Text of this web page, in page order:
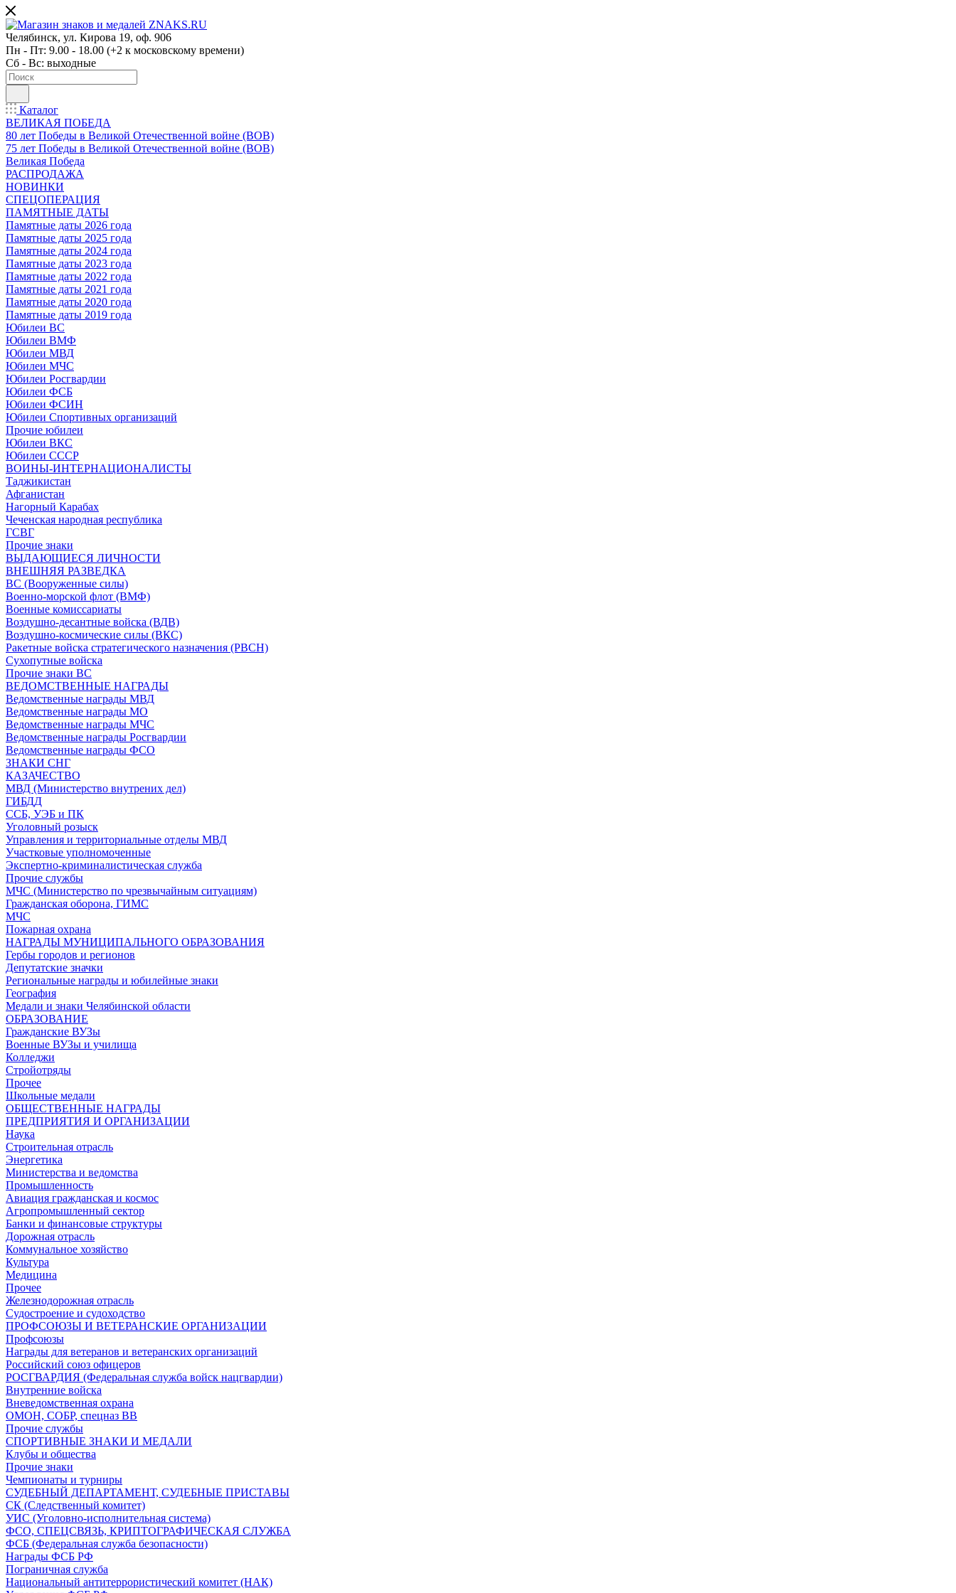
Челябинск, ул. Кирова 19, оф. 906
Пн - Пт: 9.00 - 18.00 (+2 к московскому времени)
Сб - Вс: выходные
Каталог
ВЕЛИКАЯ ПОБЕДА
80 лет Победы в Великой Отечественной войне (ВОВ)
75 лет Победы в Великой Отечественной войне (ВОВ)
Великая Победа
РАСПРОДАЖА
НОВИНКИ
СПЕЦОПЕРАЦИЯ
ПАМЯТНЫЕ ДАТЫ
Памятные даты 2026 года
Памятные даты 2025 года
Памятные даты 2024 года
Памятные даты 2023 года
Памятные даты 2022 года
Памятные даты 2021 года
Памятные даты 2020 года
Памятные даты 2019 года
Юбилеи ВС
Юбилеи ВМФ
Юбилеи МВД
Юбилеи МЧС
Юбилеи Росгвардии
Юбилеи ФСБ
Юбилеи ФСИН
Юбилеи Спортивных организаций
Прочие юбилеи
Юбилеи ВКС
Юбилеи СССР
ВОИНЫ-ИНТЕРНАЦИОНАЛИСТЫ
Таджикистан
Афганистан
Нагорный Карабах
Чеченская народная республика
ГСВГ
Прочие знаки
ВЫДАЮЩИЕСЯ ЛИЧНОСТИ
ВНЕШНЯЯ РАЗВЕДКА
ВС (Вооруженные силы)
Военно-морской флот (ВМФ)
Военные комиссариаты
Воздушно-десантные войска (ВДВ)
Воздушно-космические силы (ВКС)
Ракетные войска стратегического назначения (РВСН)
Сухопутные войска
Прочие знаки ВС
ВЕДОМСТВЕННЫЕ НАГРАДЫ
Ведомственные награды МВД
Ведомственные награды МО
Ведомственные награды МЧС
Ведомственные награды Росгвардии
Ведомственные награды ФСО
ЗНАКИ СНГ
КАЗАЧЕСТВО
МВД (Министерство внутрених дел)
ГИБДД
ССБ, УЭБ и ПК
Уголовный розыск
Управления и территориальные отделы МВД
Участковые уполномоченные
Экспертно-криминалистическая служба
Прочие службы
МЧС (Министерство по чрезвычайным ситуациям)
Гражданская оборона, ГИМС
МЧС
Пожарная охрана
НАГРАДЫ МУНИЦИПАЛЬНОГО ОБРАЗОВАНИЯ
Гербы городов и регионов
Депутатские значки
Региональные награды и юбилейные знаки
География
Медали и знаки Челябинской области
ОБРАЗОВАНИЕ
Гражданские ВУЗы
Военные ВУЗы и училища
Колледжи
Стройотряды
Прочее
Школьные медали
ОБЩЕСТВЕННЫЕ НАГРАДЫ
ПРЕДПРИЯТИЯ И ОРГАНИЗАЦИИ
Наука
Строительная отрасль
Энергетика
Министерства и ведомства
Промышленность
Авиация гражданская и космос
Агропромышленный сектор
Банки и финансовые структуры
Дорожная отрасль
Коммунальное хозяйство
Культура
Медицина
Прочее
Железнодорожная отрасль
Судостроение и судоходство
ПРОФСОЮЗЫ И ВЕТЕРАНСКИЕ ОРГАНИЗАЦИИ
Профсоюзы
Награды для ветеранов и ветеранских организаций
Российский союз офицеров
РОСГВАРДИЯ (Федеральная служба войск нацгвардии)
Внутренние войска
Вневедомственная охрана
ОМОН, СОБР, спецназ ВВ
Прочие службы
СПОРТИВНЫЕ ЗНАКИ И МЕДАЛИ
Клубы и общества
Прочие знаки
Чемпионаты и турниры
СУДЕБНЫЙ ДЕПАРТАМЕНТ, СУДЕБНЫЕ ПРИСТАВЫ
СК (Следственный комитет)
УИС (Уголовно-исполнительная система)
ФСО, СПЕЦСВЯЗЬ, КРИПТОГРАФИЧЕСКАЯ СЛУЖБА
ФСБ (Федеральная служба безопасности)
Награды ФСБ РФ
Пограничная служба
Национальный антитеррористический комитет (НАК)